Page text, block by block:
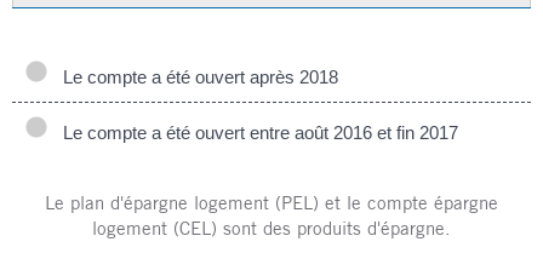
Le compte a été ouvert après 2018
Le compte a été ouvert entre août 2016 et fin 2017
Le plan d'épargne logement (PEL) et le compte épargne
logement (CEL) sont des produits d'épargne.